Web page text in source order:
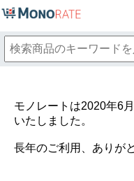
モノレートは2020年6
いたしました。
長年のご利用、ありが